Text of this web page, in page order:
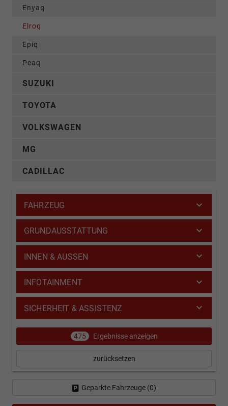
Enyaq
Elroq
Epiq
Peaq
SUZUKI
TOYOTA
VOLKSWAGEN
MG
CADILLAC
FAHRZEUG
GRUNDAUSSTATTUNG
INNEN & AUSSEN
INFOTAINMENT
SICHERHEIT & ASSISTENZ
475 Ergebnisse anzeigen
zurücksetzen
Geparkte Fahrzeuge (0)